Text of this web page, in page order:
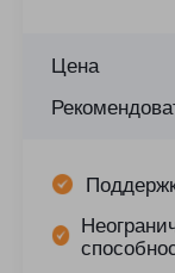
Цена